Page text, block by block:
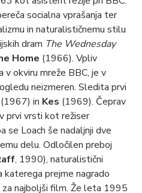
socialna vprašanja ter
in naturalističnemu stilu
dram The Wednesday
Home (1966). Vpliv
v okviru mreže BBC, je v
neizmeren. Sledita prvi
(1967) in Kes (1969). Čeprav
prvi vrsti kot režiser
se Loach še nadaljnji dve
delu. Odločilen preboj
, 1990), naturalistični
prejme nagrado
najboljši film. Že leta 1995